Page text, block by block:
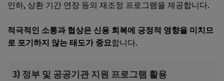
인하, 상환 기간 연장 등의 재조정 프로그램을 제공합니다.
적극적인 소통과 협상은 신용 회복에 긍정적 영향을 미치므
로 포기하지 않는 태도가 중요합니다.
3) 정부 및 공공기관 지원 프로그램 활용